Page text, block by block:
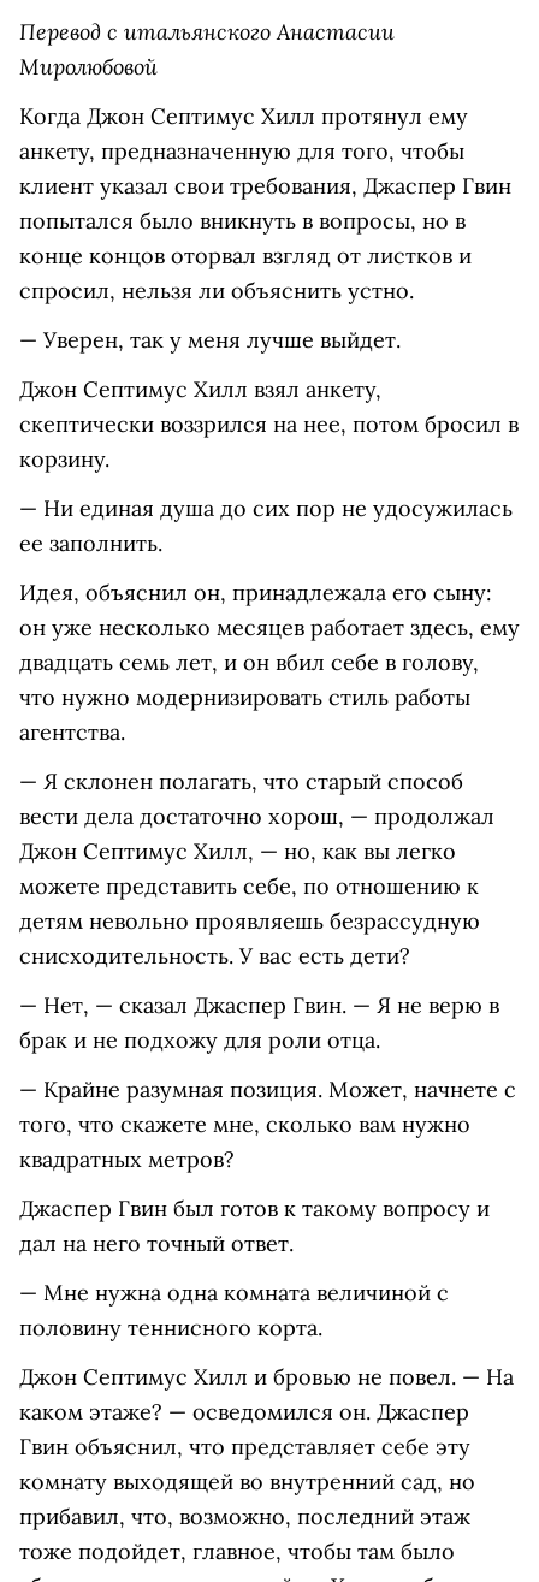
Перевод с итальянского Анастасии
Миролюбовой
Когда Джон Септимус Хилл протянул ему
анкету, предназначенную для того, чтобы
клиент указал свои требования, Джаспер Гвин
попытался было вникнуть в вопросы, но в
конце концов оторвал взгляд от листков и
спросил, нельзя ли объяснить устно.
— Уверен, так у меня лучше выйдет.
Джон Септимус Хилл взял анкету,
скептически воззрился на нее, потом бросил в
корзину.
— Ни единая душа до сих пор не удосужилась
ее заполнить.
Идея, объяснил он, принадлежала его сыну:
он уже несколько месяцев работает здесь, ему
двадцать семь лет, и он вбил себе в голову,
что нужно модернизировать стиль работы
агентства.
— Я склонен полагать, что старый способ
вести дела достаточно хорош, — продолжал
Джон Септимус Хилл, — но, как вы легко
можете представить себе, по отношению к
детям невольно проявляешь безрассудную
снисходительность. У вас есть дети?
— Нет, — сказал Джаспер Гвин. — Я не верю в
брак и не подхожу для роли отца.
— Крайне разумная позиция. Может, начнете с
того, что скажете мне, сколько вам нужно
квадратных метров?
Джаспер Гвин был готов к такому вопросу и
дал на него точный ответ.
— Мне нужна одна комната величиной с
половину теннисного корта.
Джон Септимус Хилл и бровью не повел. — На
каком этаже? — осведомился он. Джаспер
Гвин объяснил, что представляет себе эту
комнату выходящей во внутренний сад, но
прибавил, что, возможно, последний этаж
тоже подойдет, главное, чтобы там было